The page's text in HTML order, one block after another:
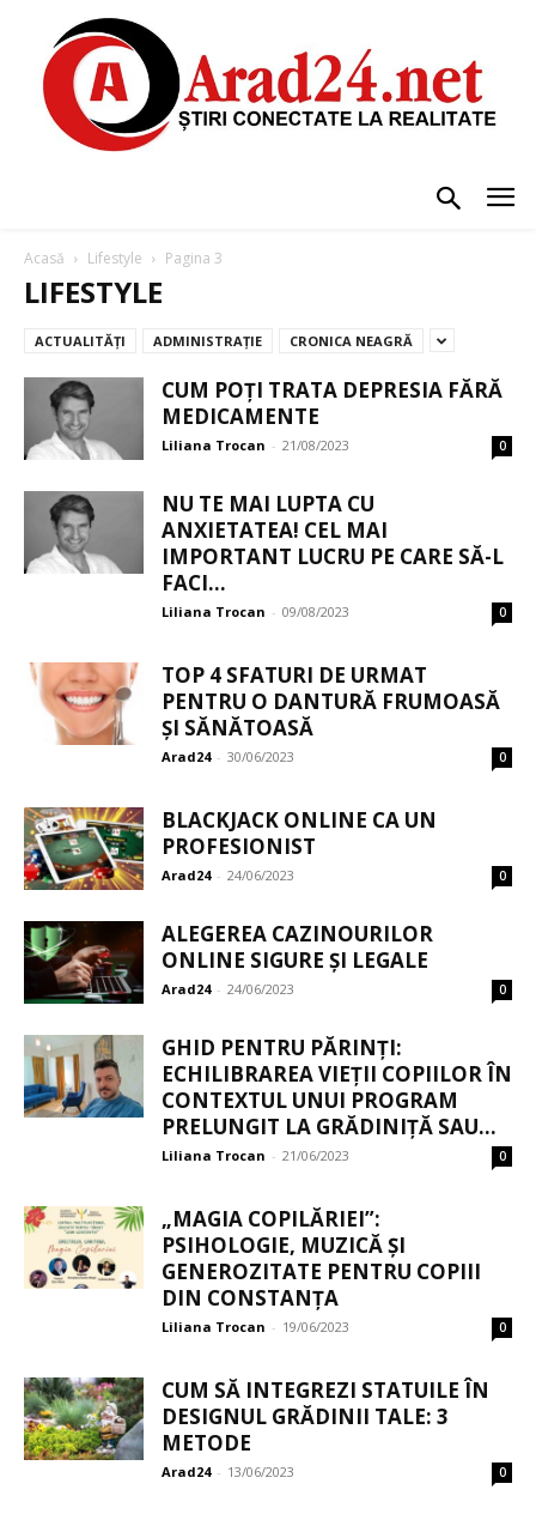
Acasă Lifestyle Pagina 3
LIFESTYLE
ACTUALITĂȚI ADMINISTRAȚIE CRONICA NEAGRĂ
CUM POȚI TRATA DEPRESIA FĂRĂ
MEDICAMENTE
Liliana Trocan - 21/08/2023 0
NU TE MAI LUPTA CU
ANXIETATEA! CEL MAI
IMPORTANT LUCRU PE CARE SĂ-L
FACI...
Liliana Trocan - 09/08/2023 0
TOP 4 SFATURI DE URMAT
PENTRU O DANTURĂ FRUMOASĂ
ȘI SĂNĂTOASĂ
Arad24 - 30/06/2023 0
BLACKJACK ONLINE CA UN
PROFESIONIST
Arad24 - 24/06/2023 0
ALEGEREA CAZINOURILOR
ONLINE SIGURE ȘI LEGALE
Arad24 - 24/06/2023 0
GHID PENTRU PĂRINȚI:
ECHILIBRAREA VIEȚII COPIILOR ÎN
CONTEXTUL UNUI PROGRAM
PRELUNGIT LA GRĂDINIȚĂ SAU...
Liliana Trocan - 21/06/2023 0
„MAGIA COPILĂRIEI”:
PSIHOLOGIE, MUZICĂ ȘI
GENEROZITATE PENTRU COPIII
DIN CONSTANȚA
Liliana Trocan - 19/06/2023 0
CUM SĂ INTEGREZI STATUILE ÎN
DESIGNUL GRĂDINII TALE: 3
METODE
Arad24 - 13/06/2023 0